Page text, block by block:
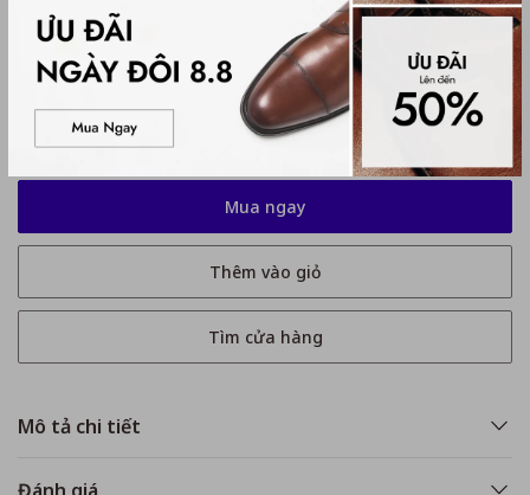
Kích thước 39
39
40 41 42 43
44
Mô tả chi tiết
Đánh giá
Mua ngay
Thêm vào giỏ
Tìm cửa hàng